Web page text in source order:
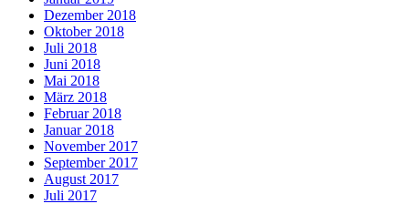
Dezember 2018
Oktober 2018
Juli 2018
Juni 2018
Mai 2018
März 2018
Februar 2018
Januar 2018
November 2017
September 2017
August 2017
Juli 2017